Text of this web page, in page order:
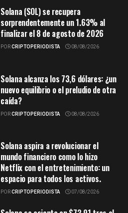
Solana (SOL) se recupera
sorprendentemente un 1.63% al
finalizar el 8 de agosto de 2026
PORCRIPTOPERIODISTA 08/08/2026
Solana alcanza los 73,6 dólares: ¿un
nuevo equilibrio o el preludio de otra
caída?
PORCRIPTOPERIODISTA 08/08/2026
Solana aspira a revolucionar el
mundo financiero como lo hizo
Netflix con el entretenimiento: un
espacio para todos los activos.
PORCRIPTOPERIODISTA 07/08/2026